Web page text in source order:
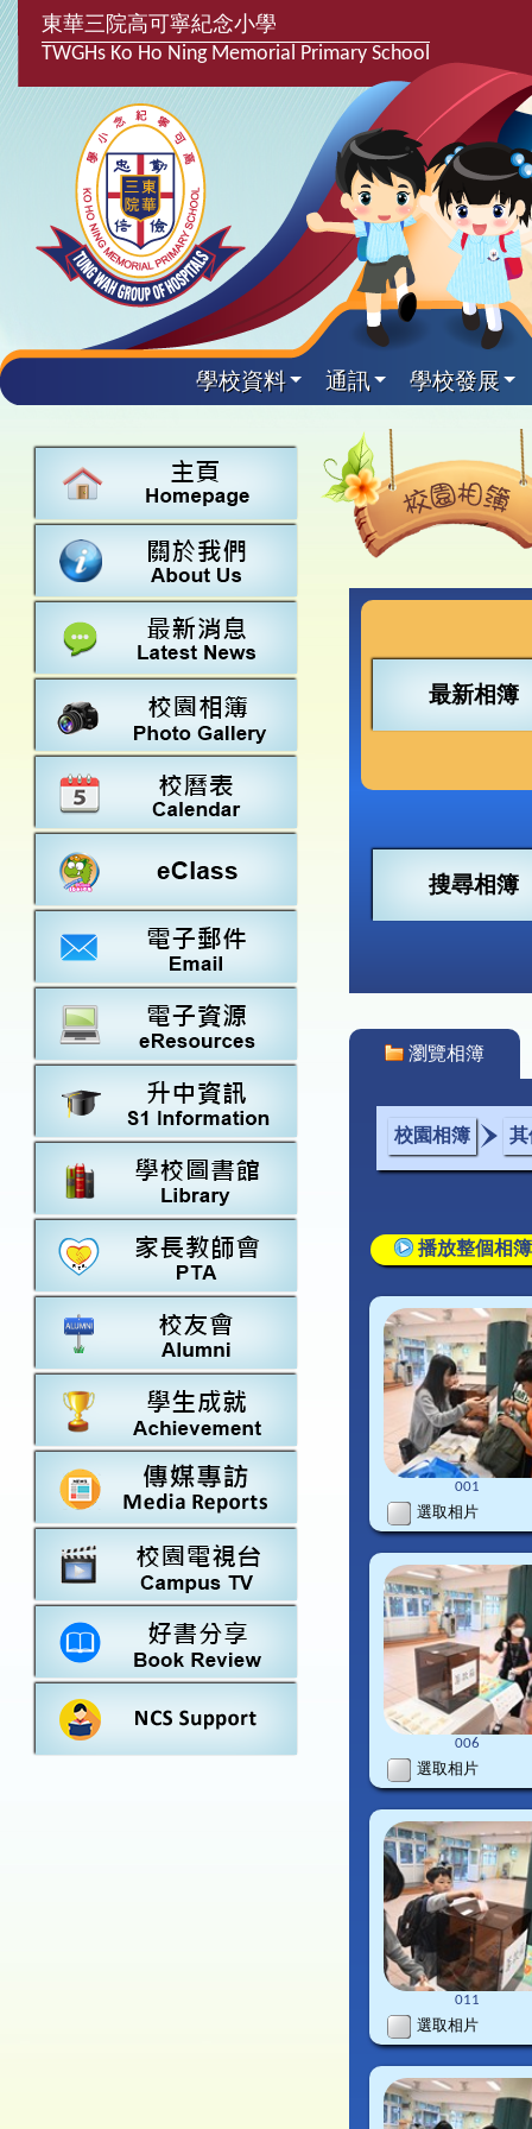
東華三院高可寧紀念小學
TWGHs Ko Ho Ning Memorial Primary School
學校資料 通訊 學校發展
關於
學校資料
校長的話
行政架構
學校設施
學校
最新消息
學校發
計劃,報告及
主要
中文
英文
常識
學生
學生支援組
言語能力提
興趣及
課後興趣班
校隊活動
學生得
25-26得獎
24-25得獎
22-23得獎
20-21得獎
校園
校園相簿
校園電台
學校附
家長教師會
校友會